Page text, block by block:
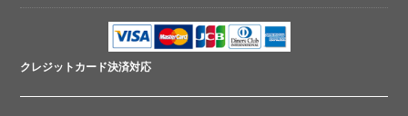
クレジットカード決済対応